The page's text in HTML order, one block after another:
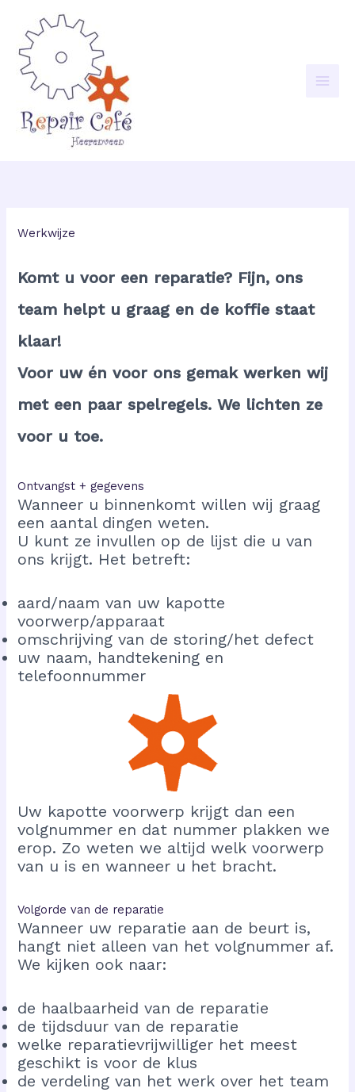
inhoud
Werkwijze
Komt u voor een reparatie? Fijn, ons
team helpt u graag en de koffie staat
klaar!
Voor uw én voor ons gemak werken wij
met een paar spelregels. We lichten ze
voor u toe.
Ontvangst + gegevens
Wanneer u binnenkomt willen wij graag
een aantal dingen weten.
U kunt ze invullen op de lijst die u van
ons krijgt. Het betreft:
aard/naam van uw kapotte
voorwerp/apparaat
omschrijving van de storing/het defect
uw naam, handtekening en
telefoonnummer
Uw kapotte voorwerp krijgt dan een
volgnummer en dat nummer plakken we
erop. Zo weten we altijd welk voorwerp
van u is en wanneer u het bracht.
Volgorde van de reparatie
Wanneer uw reparatie aan de beurt is,
hangt niet alleen van het volgnummer af.
We kijken ook naar:
de haalbaarheid van de reparatie
de tijdsduur van de reparatie
welke reparatievrijwilliger het meest
geschikt is voor de klus
de verdeling van het werk over het team